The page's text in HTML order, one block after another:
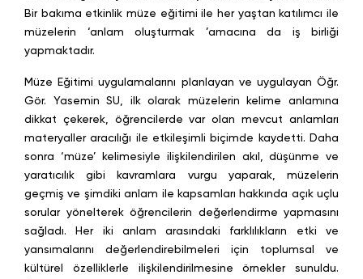
Bir bakıma etkinlik müze eğitimi ile her yaştan katılımcı ile
müzelerin ‘anlam oluşturmak ’amacına da iş birliği
yapmaktadır.
Müze Eğitimi uygulamalarını planlayan ve uygulayan Öğr.
Gör. Yasemin SU, ilk olarak müzelerin kelime anlamına
dikkat çekerek, öğrencilerde var olan mevcut anlamları
materyaller aracılığı ile etkileşimli biçimde kaydetti. Daha
sonra ‘müze’ kelimesiyle ilişkilendirilen akıl, düşünme ve
yaratıcılık gibi kavramlara vurgu yaparak, müzelerin
geçmiş ve şimdiki anlam ile kapsamları hakkında açık uçlu
sorular yönelterek öğrencilerin değerlendirme yapmasını
sağladı. Her iki anlam arasındaki farklılıkların etki ve
yansımalarını değerlendirebilmeleri için toplumsal ve
kültürel özelliklerle ilişkilendirilmesine örnekler sunuldu.